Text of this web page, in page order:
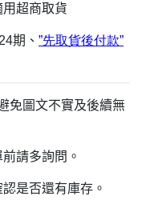
超商取貨
期、 ”先取貨後付款”
免圖文不實及後續無
請多詢問。
是否還有庫存。